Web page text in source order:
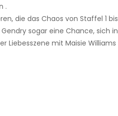
.
die das Chaos von Staffel 1 bis
sogar eine Chance, sich in
Liebesszene mit Maisie Williams